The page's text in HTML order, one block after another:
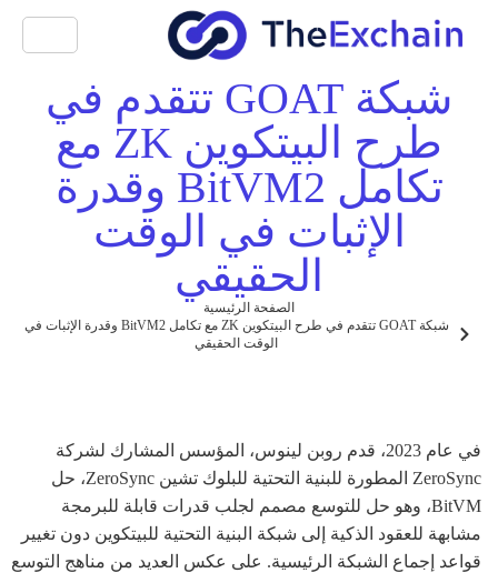
شبكة GOAT تتقدم في
طرح البيتكوين ZK مع
تكامل BitVM2 وقدرة
الإثبات في الوقت
الحقيقي
الصفحة الرئيسية
شبكة GOAT تتقدم في طرح البيتكوين ZK مع تكامل BitVM2 وقدرة الإثبات في
الوقت الحقيقي
في عام 2023، قدم روبن لينوس، المؤسس المشارك لشركة
ZeroSync المطورة للبنية التحتية للبلوك تشين ZeroSync، حل
BitVM، وهو حل للتوسع مصمم لجلب قدرات قابلة للبرمجة
مشابهة للعقود الذكية إلى شبكة البنية التحتية للبيتكوين دون تغيير
قواعد إجماع الشبكة الرئيسية. على عكس العديد من مناهج التوسع